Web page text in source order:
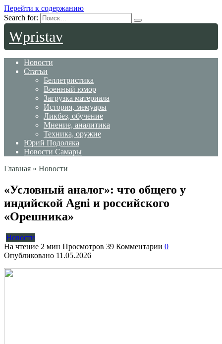
Перейти к содержанию
Search for:
Wpristav
Новости
Статьи
Беллетристика
Военный юмор
Загрузка материала
История, мемуары
Ликбез, обучение
Мнение, аналитика
Техника, оружие
Юрий Подоляка
Новости Самары
Главная » Новости
«Условный аналог»: что общего у
индийской Agni и российского
«Орешника»
Новости
На чтение 2 мин Просмотров 39 Комментарии 0
Опубликовано 11.05.2026